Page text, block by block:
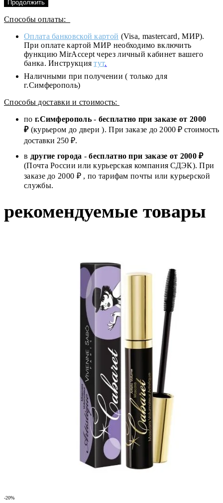
Продолжить
Способы оплаты:
Оплата банковской картой (Visa, mastercard, МИР).
При оплате картой МИР необходимо включить
функцию MirAccept через личный кабинет вашего
банка. Инструкциятут.
Наличными при получении ( только для
г.Симферополь)
Способы доставки и стоимость:
по г.Симферополь- бесплатно при заказе от 2000
₽(курьером до двери ). При заказе до 2000 ₽ стоимость
доставки 250 ₽.
в другие города -бесплатно при заказе от 2000 ₽
(Почта России или курьерская компания СДЭК). При
заказе до 2000 ₽ , по тарифам почты или курьерской
службы.
рекомендуемые товары
-20%